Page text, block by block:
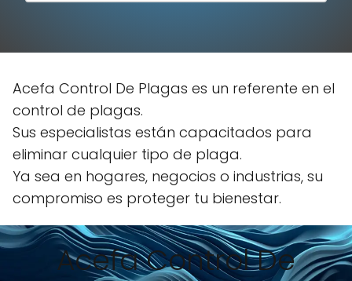
Acefa Control De Plagas es un referente en el
control de plagas.
Sus especialistas están capacitados para
eliminar cualquier tipo de plaga.
Ya sea en hogares, negocios o industrias, su
compromiso es proteger tu bienestar.
Acefa Control De